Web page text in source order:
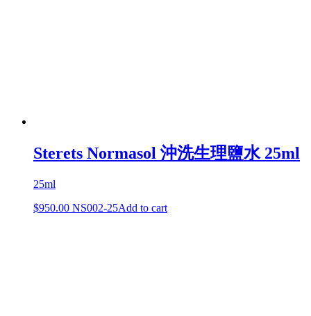
Sterets Normasol 沖洗生理鹽水 25ml
25ml
$950.00 NS002-25Add to cart